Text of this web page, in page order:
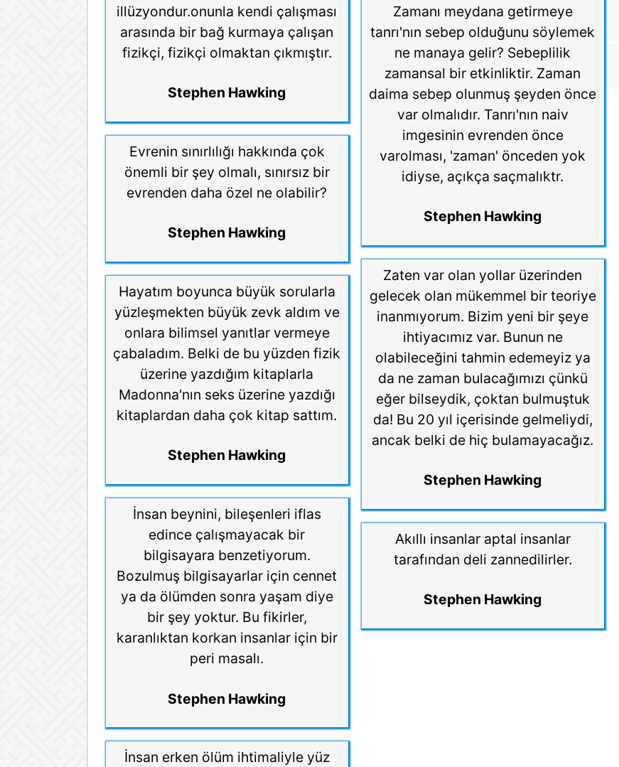
illüzyondur.onunla kendi çalışması
arasında bir bağ kurmaya çalışan
fizikçi, fizikçi olmaktan çıkmıştır.
Stephen Hawking
Evrenin sınırlılığı hakkında çok
önemli bir şey olmalı, sınırsız bir
evrenden daha özel ne olabilir?
Stephen Hawking
Hayatım boyunca büyük sorularla
yüzleşmekten büyük zevk aldım ve
onlara bilimsel yanıtlar vermeye
çabaladım. Belki de bu yüzden fizik
üzerine yazdığım kitaplarla
Madonna'nın seks üzerine yazdığı
kitaplardan daha çok kitap sattım.
Stephen Hawking
İnsan beynini, bileşenleri iflas
edince çalışmayacak bir
bilgisayara benzetiyorum.
Bozulmuş bilgisayarlar için cennet
ya da ölümden sonra yaşam diye
bir şey yoktur. Bu fikirler,
karanlıktan korkan insanlar için bir
peri masalı.
Stephen Hawking
İnsan erken ölüm ihtimaliyle yüz
Zamanı meydana getirmeye
tanrı'nın sebep olduğunu söylemek
ne manaya gelir? Sebeplilik
zamansal bir etkinliktir. Zaman
daima sebep olunmuş şeyden önce
var olmalıdır. Tanrı'nın naiv
imgesinin evrenden önce
varolması, 'zaman' önceden yok
idiyse, açıkça saçmalıktr.
Stephen Hawking
Zaten var olan yollar üzerinden
gelecek olan mükemmel bir teoriye
inanmıyorum. Bizim yeni bir şeye
ihtiyacımız var. Bunun ne
olabileceğini tahmin edemeyiz ya
da ne zaman bulacağımızı çünkü
eğer bilseydik, çoktan bulmuştuk
da! Bu 20 yıl içerisinde gelmeliydi,
ancak belki de hiç bulamayacağız.
Stephen Hawking
Akıllı insanlar aptal insanlar
tarafından deli zannedilirler.
Stephen Hawking